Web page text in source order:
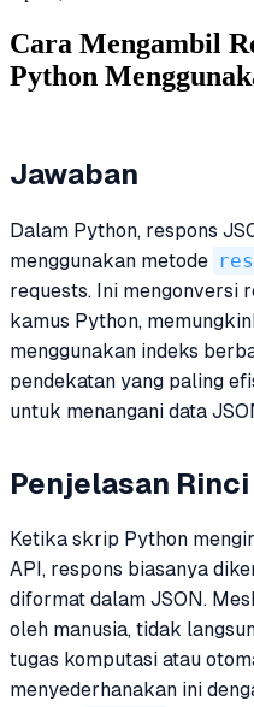
Cara Mengambil
Python
Jawaban
Dalam Python, respons
menggunakan metode
requests. Ini mengonversi
kamus Python,
menggunakan indeks
pendekatan yang paling
untuk menangani data
Penjelasan Rinci
Ketika skrip Python
API, respons biasanya
diformat dalam JSON.
oleh manusia, tidak
tugas komputasi atau
menyederhanakan ini